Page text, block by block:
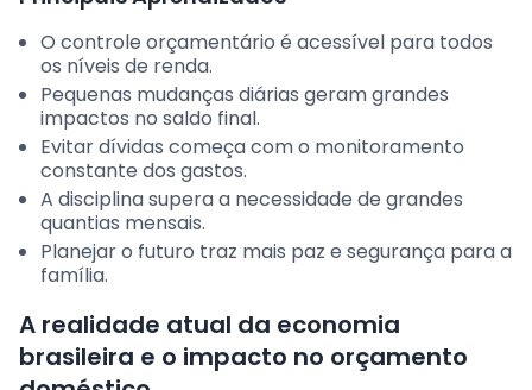
O controle orçamentário é acessível para todos
os níveis de renda.
Pequenas mudanças diárias geram grandes
impactos no saldo final.
Evitar dívidas começa com o monitoramento
constante dos gastos.
A disciplina supera a necessidade de grandes
quantias mensais.
Planejar o futuro traz mais paz e segurança para a
família.
A realidade atual da economia
brasileira e o impacto no orçamento